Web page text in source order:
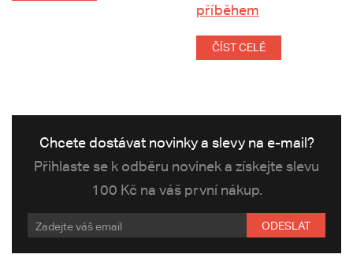
příběhem
ČÍST CELÉ
Chcete dostávat novinky a slevy na e-mail?
Přihlaste se k odběru novinek a získejte slevu
100 Kč na váš první nákup.
ODESLAT